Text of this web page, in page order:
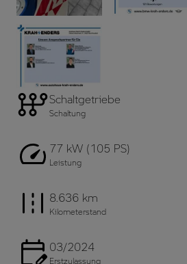
Schaltgetriebe
Schaltung
77 kW (105 PS)
Leistung
8.636 km
Kilometerstand
03/2024
Erstzulassung